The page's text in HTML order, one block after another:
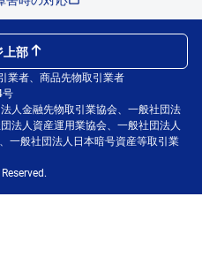
業者、商品先物取引業者
号
人金融先物取引業協会、一般社団法
法人資産運用業協会、一般社団法人
一般社団法人日本暗号資産等取引業
上部